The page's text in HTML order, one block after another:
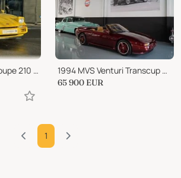
1988 MVS Venturi Coupe 210 2.5i Turbo V6 210ch 2 eme main L 1994 MVS Venturi Transcup 260 2.9 V6
65 900 EUR
1